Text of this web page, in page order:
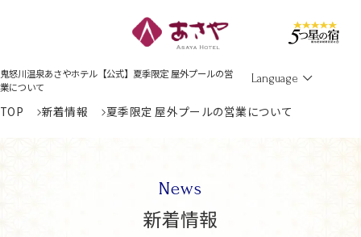
鬼怒川温泉あさやホテル【公式】夏季限定 屋外プールの営
業について
Language
TOP 新着情報 夏季限定 屋外プールの営業について
News
新着情報